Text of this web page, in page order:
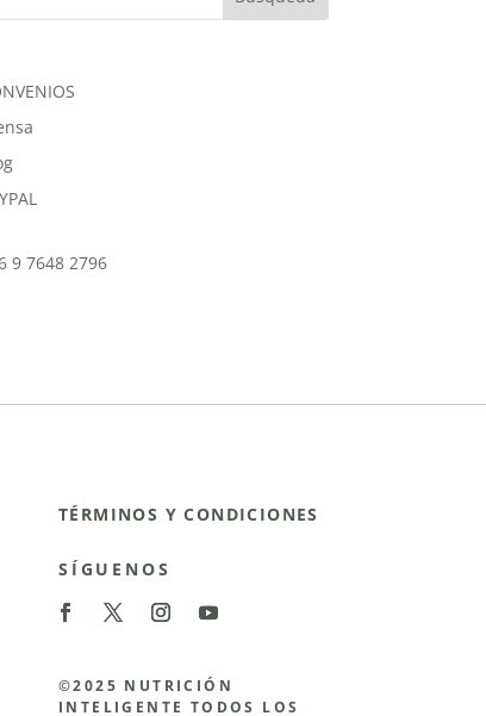
9 7648 2796
TÉRMINOS Y CONDICIONES
SÍGUENOS
©2025 NUTRICIÓN
INTELIGENTE TODOS LOS